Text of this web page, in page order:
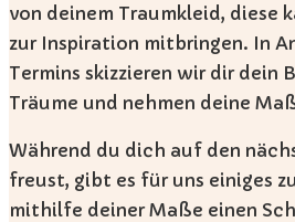
von deinem Traumkleid, diese
zur Inspiration mitbringen. In
Termins skizzieren wir dir dein
Träume und nehmen deine
Während du dich auf den
freust, gibt es für uns einiges
mithilfe deiner Maße einen